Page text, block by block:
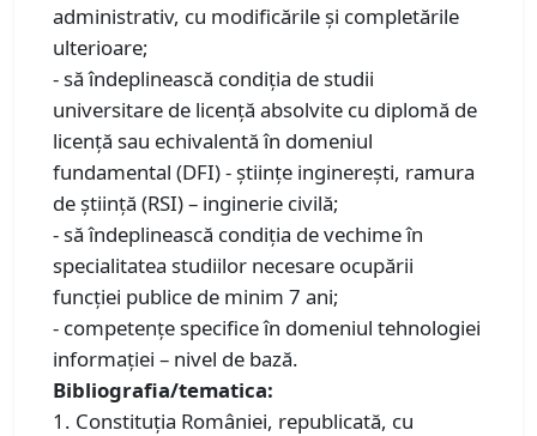
administrativ, cu modificările şi completările
ulterioare;
- să îndeplinească condiţia de studii
universitare de licenţă absolvite cu diplomă de
licenţă sau echivalentă în domeniul
fundamental (DFI) - ştiinţe inginereşti, ramura
de știință (RSI) – inginerie civilă;
- să îndeplinească condiţia de vechime în
specialitatea studiilor necesare ocupării
funcției publice de minim 7 ani;
- competențe specifice în domeniul tehnologiei
informației – nivel de bază.
Bibliografia/tematica:
1. Constituţia României, republicată, cu